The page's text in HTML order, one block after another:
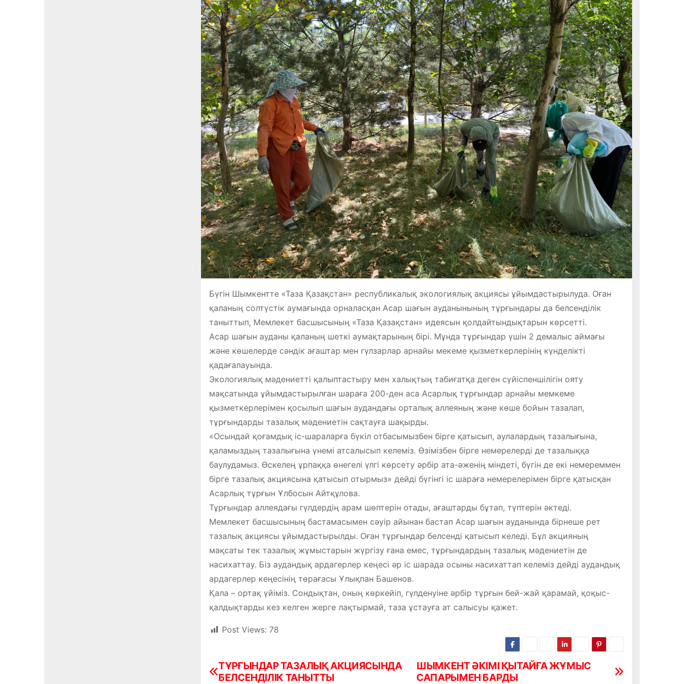
Бүгін Шымкентте «Таза Қазақстан» республикалық экологиялық акциясы ұйымдастырылуда. Оған
қаланың солтүстік аумағында орналасқан Асар шағын ауданынының тұрғындары да белсенділік
таныттып, Мемлекет басшысының «Таза Қазақстан» идеясын қолдайтындықтарын көрсетті.
Асар шағын ауданы қаланың шеткі аумақтарының бірі. Мұнда тұрғындар үшін 2 демалыс аймағы
және көшелерде сәндік ағаштар мен гүлзарлар арнайы мекеме қызметкерлерінің күнделікті
қадағалауында.
Экологиялық мәдениетті қалыптастыру мен халықтың табиғатқа деген сүйіспеншілігін ояту
мақсатында ұйымдастырылған шараға 200-ден аса Асарлық тұрғындар арнайы мемкеме
қызметкерлерімен қосылып шағын аудандағы орталық аллеяның және көше бойын тазалап,
тұрғындарды тазалық мәдениетін сақтауға шақырды.
«Осындай қоғамдық іс-шараларға бүкіл отбасымызбен бірге қатысып, аулалардың тазалығына,
қаламыздың тазалығына үнемі атсалысып келеміз. Өзімізбен бірге немерелерді де тазалыққа
баулудамыз. Өскелең ұрпаққа өнегелі үлгі көрсету әрбір ата-әженің міндеті, бүгін де екі немереммен
бірге тазалық акциясына қатысып отырмыз» дейді бүгінгі іс шараға немерелерімен бірге қатысқан
Асарлық тұрғын Ұлбосын Айтқұлова.
Тұрғындар аллеядағы гүлдердің арам шөптерін отады, ағаштарды бұтап, түптерін әктеді.
Мемлекет басшысының бастамасымен сәуір айынан бастап Асар шағын ауданында бірнеше рет
тазалық акциясы ұйымдастырылды. Оған тұрғындар белсенді қатысып келеді. Бұл акцияның
мақсаты тек тазалық жұмыстарын жүргізу ғана емес, тұрғындардың тазалық мәдениетін де
насихаттау. Біз аудандық ардагерлер кеңесі әр іс шарада осыны насихаттап келеміз дейді аудандық
ардагерлер кеңесінің төрағасы Ұлықпан Башенов.
Қала – ортақ үйіміз. Сондықтан, оның көркейіп, гүлденуіне әрбір тұрғын бей-жай қарамай, қоқыс-
қалдықтарды кез келген жерге лақтырмай, таза ұстауға ат салысуы қажет.
Post Views: 78
Н
ШЫМКЕНТ ӘКІМІ ҚЫТАЙҒА ЖҰМЫС
САПАРЫМЕН БАРДЫ
ТҰРҒЫНДАР ТАЗАЛЫҚ АКЦИЯСЫНДА
БЕЛСЕНДІЛІК ТАНЫТТЫ